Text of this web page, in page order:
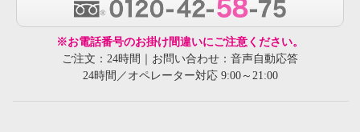
※お電話番号のお掛け間違いにご注意ください。
ご注文：24時間｜お問い合わせ：音声自動応答
24時間／オペレーター対応 9:00～21:00